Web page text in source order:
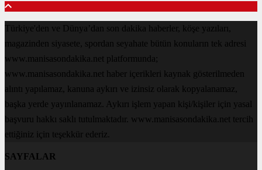
Türkiye'den ve Dünya’dan son dakika haberler, köşe yazıları,
magazinden siyasete, spordan seyahate bütün konuların tek adresi
www.manisasondakika.net platformunda;
www.manisasondakika.net haber içerikleri kaynak gösterilmeden
alıntı yapılamaz, kanuna aykırı ve izinsiz olarak kopyalanamaz,
başka yerde yayınlanamaz. Aykırı işlem yapan kişi/kişiler için yasal
başvuru hakkı saklı tutulmaktadır. www.manisasondakika.net tercih
ettiğiniz için teşekkür ederiz.
SAYFALAR